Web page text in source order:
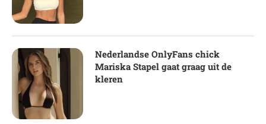
Nederlandse OnlyFans chick
Mariska Stapel gaat graag uit de
kleren